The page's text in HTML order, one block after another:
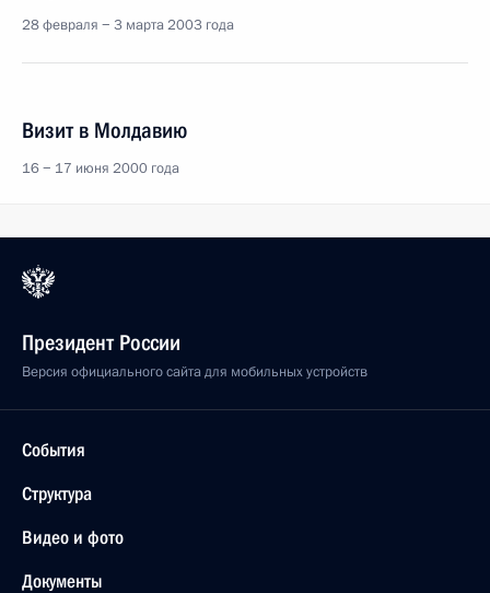
28 февраля − 3 марта 2003 года
Визит в Молдавию
16 − 17 июня 2000 года
Президент России
Версия официального сайта для мобильных устройств
События
Структура
Видео и фото
Документы